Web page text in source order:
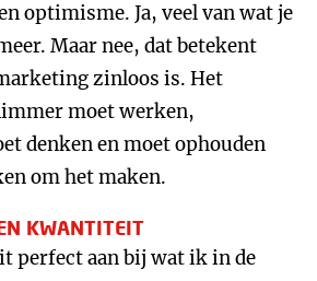
optimisme. Ja, veel van wat je
Maar nee, dat betekent
zinloos is. Het
moet werken,
denken en moet ophouden
om het maken.
KWANTITEIT
perfect aan bij wat ik in de